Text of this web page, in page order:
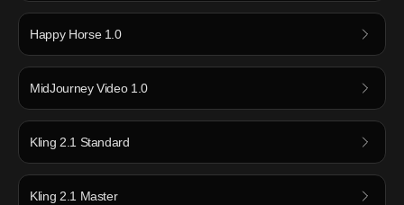
Happy Horse 1.0
MidJourney Video 1.0
Kling 2.1 Standard
Kling 2.1 Master